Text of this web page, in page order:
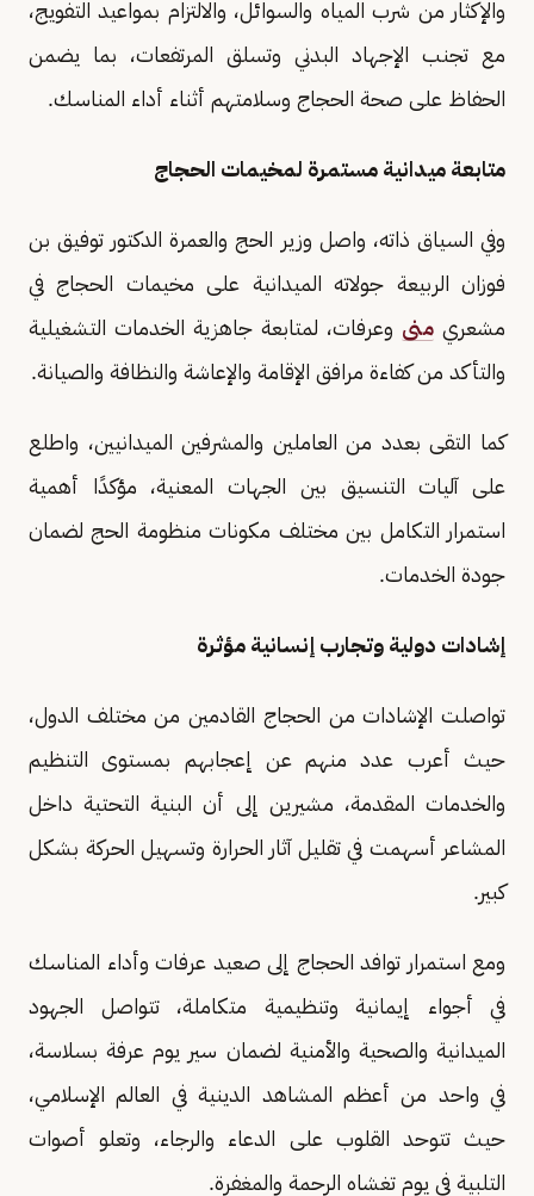
والإكثار من شرب المياه والسوائل، والالتزام بمواعيد التفويج،
مع تجنب الإجهاد البدني وتسلق المرتفعات، بما يضمن
الحفاظ على صحة الحجاج وسلامتهم أثناء أداء المناسك.
متابعة ميدانية مستمرة لمخيمات الحجاج
وفي السياق ذاته، واصل وزير الحج والعمرة الدكتور توفيق بن
فوزان الربيعة جولاته الميدانية على مخيمات الحجاج في
مشعري منى وعرفات، لمتابعة جاهزية الخدمات التشغيلية
والتأكد من كفاءة مرافق الإقامة والإعاشة والنظافة والصيانة.
كما التقى بعدد من العاملين والمشرفين الميدانيين، واطلع
على آليات التنسيق بين الجهات المعنية، مؤكدًا أهمية
استمرار التكامل بين مختلف مكونات منظومة الحج لضمان
جودة الخدمات.
إشادات دولية وتجارب إنسانية مؤثرة
تواصلت الإشادات من الحجاج القادمين من مختلف الدول،
حيث أعرب عدد منهم عن إعجابهم بمستوى التنظيم
والخدمات المقدمة، مشيرين إلى أن البنية التحتية داخل
المشاعر أسهمت في تقليل آثار الحرارة وتسهيل الحركة بشكل
كبير.
ومع استمرار توافد الحجاج إلى صعيد عرفات وأداء المناسك
في أجواء إيمانية وتنظيمية متكاملة، تتواصل الجهود
الميدانية والصحية والأمنية لضمان سير يوم عرفة بسلاسة،
في واحد من أعظم المشاهد الدينية في العالم الإسلامي،
حيث تتوحد القلوب على الدعاء والرجاء، وتعلو أصوات
التلبية في يوم تغشاه الرحمة والمغفرة.